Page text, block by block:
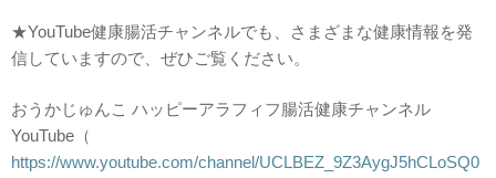
★YouTube健康腸活チャンネルでも、さまざまな健康情報を発
信していますので、ぜひご覧ください。
おうかじゅんこ ハッピーアラフィフ腸活健康チャンネル
YouTube（
https://www.youtube.com/channel/UCLBEZ_9Z3AygJ5hCLoSQ0